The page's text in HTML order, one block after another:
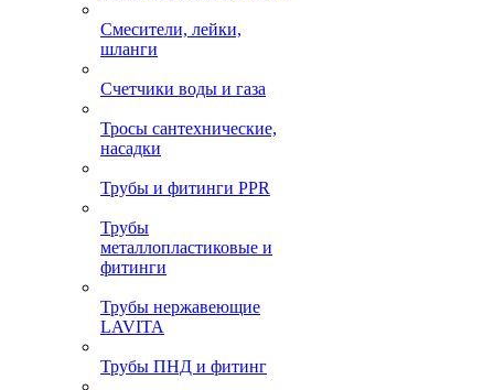
Смесители, лейки,
шланги
Счетчики воды и газа
Тросы сантехнические,
насадки
Трубы и фитинги PPR
Трубы
металлопластиковые и
фитинги
Трубы нержавеющие
LAVITA
Трубы ПНД и фитинг